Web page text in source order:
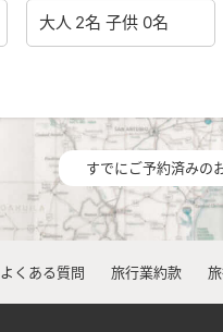
すでにご予約済みの
よくある質問 旅行業約款